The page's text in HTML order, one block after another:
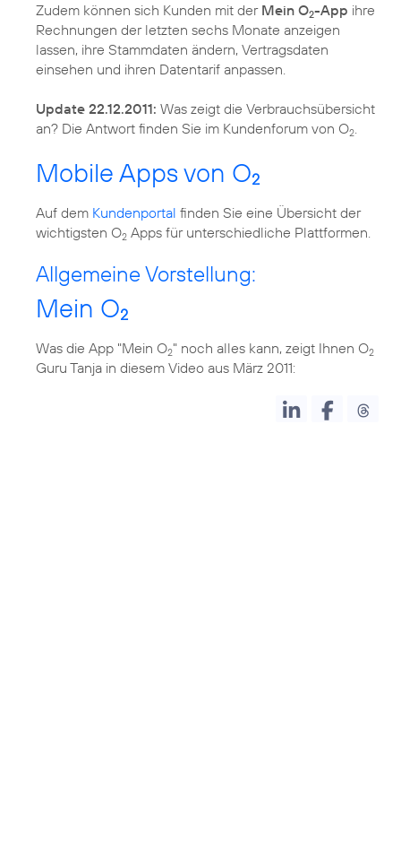
Zudem können sich Kunden mit der Mein O2-App ihre
Rechnungen der letzten sechs Monate anzeigen
lassen, ihre Stammdaten ändern, Vertragsdaten
einsehen und ihren Datentarif anpassen.
Update 22.12.2011: Was zeigt die Verbrauchsübersicht
an? Die Antwort finden Sie im Kundenforum von O2.
Mobile Apps von O2
Auf dem Kundenportal finden Sie eine Übersicht der
wichtigsten O2 Apps für unterschiedliche Plattformen.
Allgemeine Vorstellung:
Mein O2
Was die App "Mein O2" noch alles kann, zeigt Ihnen O2
Guru Tanja in diesem Video aus März 2011: